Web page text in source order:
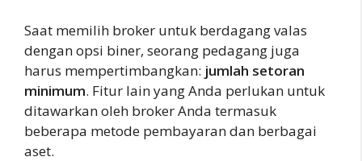
Saat memilih broker untuk berdagang valas
dengan opsi biner, seorang pedagang juga
harus mempertimbangkan: jumlah setoran
minimum. Fitur lain yang Anda perlukan untuk
ditawarkan oleh broker Anda termasuk
beberapa metode pembayaran dan berbagai
aset.